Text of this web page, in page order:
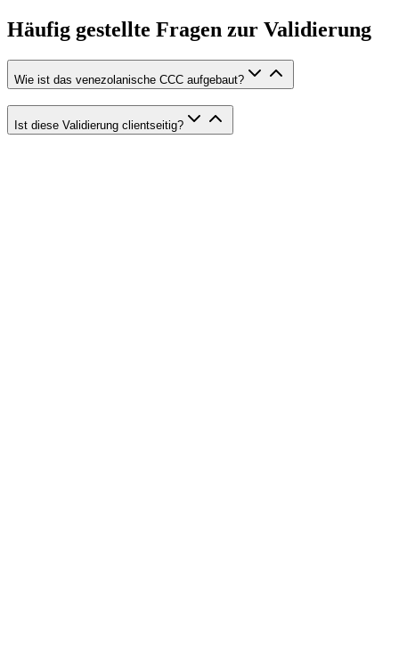
Häufig gestellte Fragen zur Validierung
Wie ist das venezolanische CCC aufgebaut?
Ist diese Validierung clientseitig?